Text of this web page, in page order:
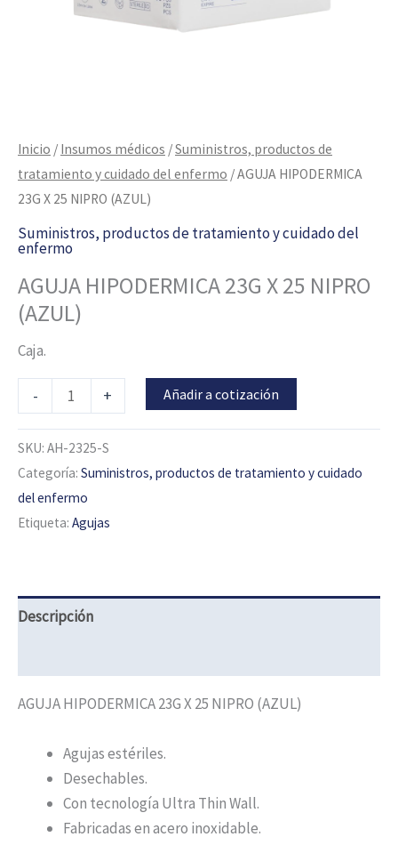
Inicio / Insumos médicos /Suministros, productos de
tratamiento y cuidado del enfermo / AGUJA HIPODERMICA
23G X 25 NIPRO (AZUL)
Suministros, productos de tratamiento y cuidado del
enfermo
AGUJA HIPODERMICA 23G X 25 NIPRO
(AZUL)
Caja.
- + Añadir a cotización
SKU: AH-2325-S
Categoría: Suministros, productos de tratamiento y cuidado
del enfermo
Etiqueta: Agujas
Descripción
AGUJA HIPODERMICA 23G X 25 NIPRO (AZUL)
Agujas estériles.
Desechables.
Con tecnología Ultra Thin Wall.
Fabricadas en acero inoxidable.